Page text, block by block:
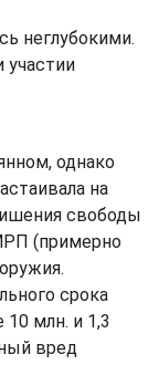
неглубокими.
участии
однако
на
свободы
(примерно
срока
млн. и 1,3
вред